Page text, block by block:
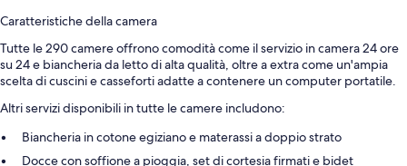
Caratteristiche della camera
Tutte le 290 camere offrono comodità come il servizio in camera 24 ore
su 24 e biancheria da letto di alta qualità, oltre a extra come un'ampia
scelta di cuscini e casseforti adatte a contenere un computer portatile.
Altri servizi disponibili in tutte le camere includono:
Biancheria in cotone egiziano e materassi a doppio strato
Docce con soffione a pioggia, set di cortesia firmati e bidet